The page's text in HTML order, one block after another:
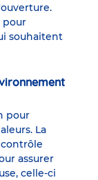
pour
souhaitent
pour
La
assurer
celle-ci